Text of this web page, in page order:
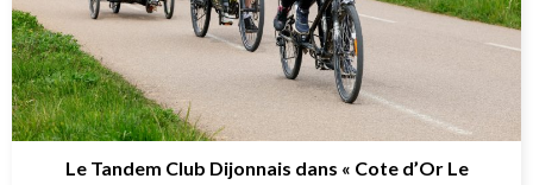
Le Tandem Club Dijonnais dans « Cote d’Or Le